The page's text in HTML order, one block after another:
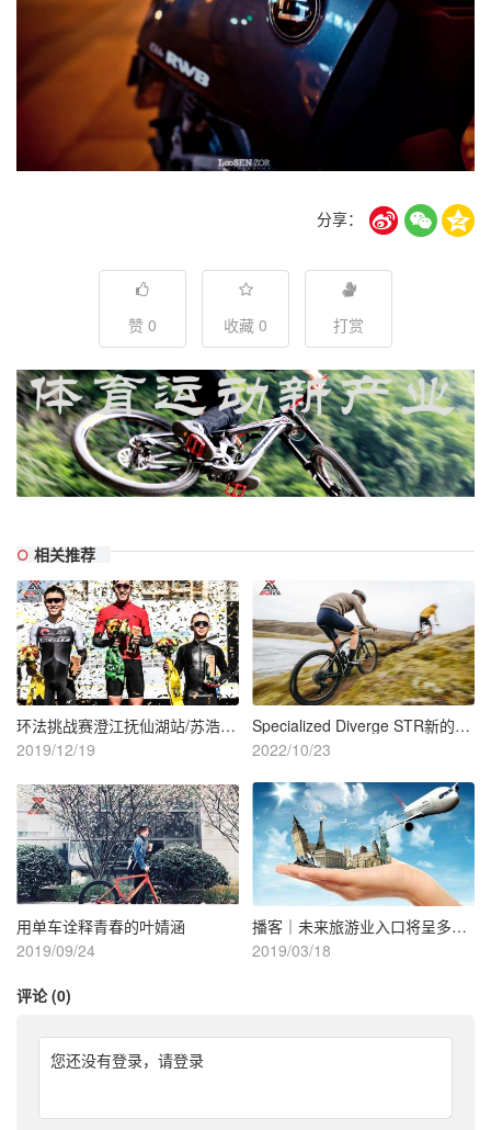
分享：
赞 0 收藏 0 打赏
相关推荐
环法挑战赛澄江抚仙湖站/苏浩钰全能王
2019/12/19
Specialized Diverge STR新的越野玩乐
2022/10/23
用单车诠释青春的叶婧涵
2019/09/24
播客｜未来旅游业入口将呈多样化，在线市场迎新玩家掘万亿级金矿
2019/03/18
评论 (0)
您还没有登录， 请登录